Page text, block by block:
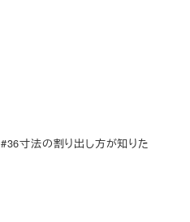
#36寸法の割り出し方が知りた